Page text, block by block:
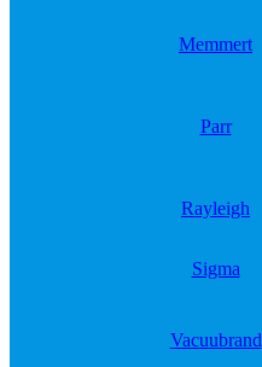
Memmert
Parr
Rayleigh
Sigma
Vacuubrand